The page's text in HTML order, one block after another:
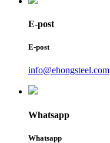
E-post
E-post
info@ehongsteel.com
Whatsapp
Whatsapp